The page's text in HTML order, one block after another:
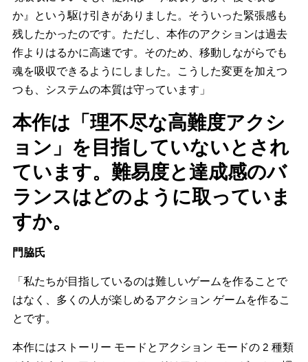
か』という駆け引きがありました。そういった緊張感も
残したかったのです。ただし、本作のアクションは過去
作よりはるかに高速です。そのため、移動しながらでも
魂を吸収できるようにしました。こうした変更を加えつ
つも、システムの本質は守っています」
本作は「理不尽な高難度アクシ
ョン」を目指していないとされ
ています。難易度と達成感のバ
ランスはどのように取っていま
すか。
門脇氏
「私たちが目指しているのは難しいゲームを作ることで
はなく、多くの人が楽しめるアクション ゲームを作るこ
とです。
本作にはストーリー モードとアクション モードの 2 種類